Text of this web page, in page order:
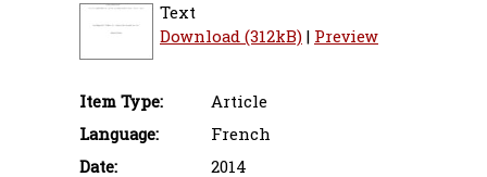
Text
Download (312kB)| Preview
Item Type:
Article
Language:
French
Date:
2014